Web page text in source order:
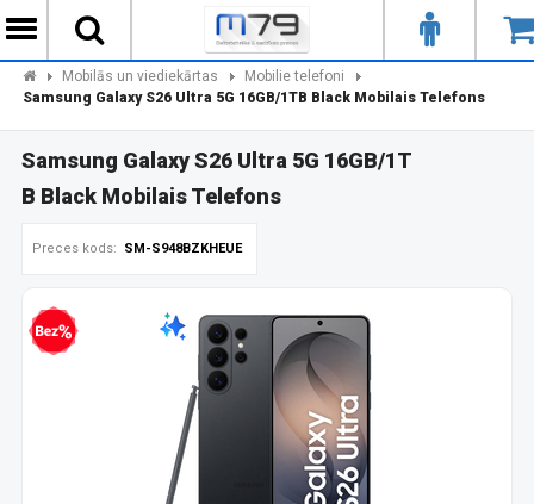
Mobilās un viediekārtas
Mobilie telefoni
Samsung Galaxy S26 Ultra 5G 16GB/1TB Black Mobilais Telefons
Samsung Galaxy S26 Ultra 5G 16GB/1T
B Black Mobilais Telefons
Preces kods: SM-S948BZKHEUE
kredīts